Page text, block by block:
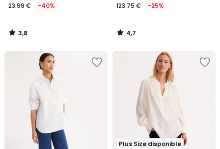
23.99 € -40%
3,8
/
123.75 € -25%
4,7
/
Plus Size disponible